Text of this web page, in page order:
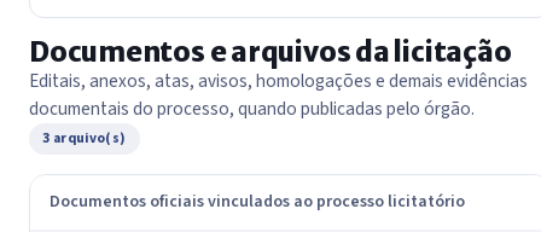
Documentos e arquivos da licitação
Editais, anexos, atas, avisos, homologações e demais evidências
documentais do processo, quando publicadas pelo órgão.
3 arquivo(s)
Documentos oficiais vinculados ao processo licitatório